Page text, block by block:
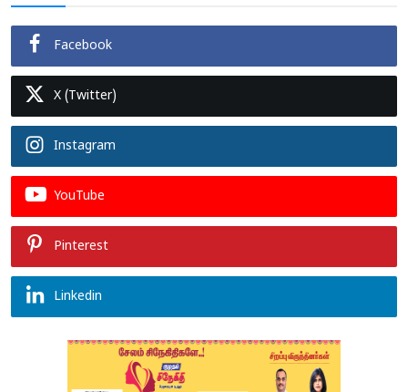
Facebook
X (Twitter)
Instagram
YouTube
Pinterest
Linkedin